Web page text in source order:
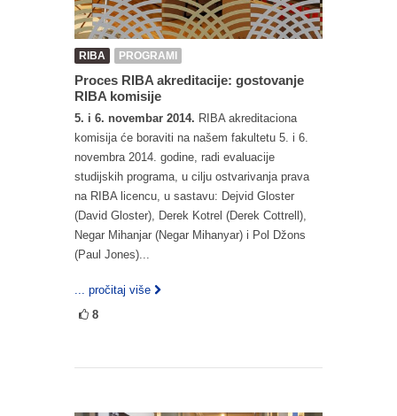
RIBA PROGRAMI
Proces RIBA akreditacije: gostovanje
RIBA komisije
5. i 6. novembar 2014. RIBA akreditaciona
komisija će boraviti na našem fakultetu 5. i 6.
novembra 2014. godine, radi evaluacije
studijskih programa, u cilju ostvarivanja prava
na RIBA licencu, u sastavu: Dejvid Gloster
(David Gloster), Derek Kotrel (Derek Cottrell),
Negar Mihanjar (Negar Mihanyar) i Pol Džons
(Paul Jones)...
... pročitaj više
8